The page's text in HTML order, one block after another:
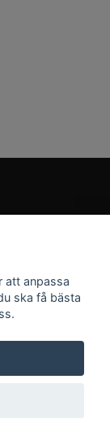
att anpassa
ska få bästa